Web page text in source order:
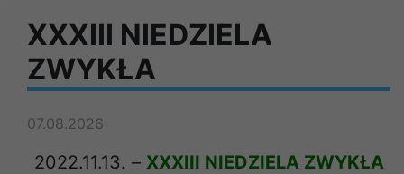
XXXIII NIEDZIELA
ZWYKŁA
07.08.2026
2022.11.13. – XXXIII NIEDZIELA ZWYKŁA